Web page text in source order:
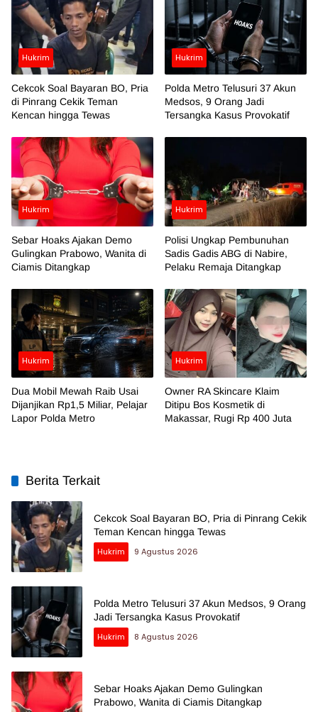
Hukrim
Cekcok Soal Bayaran BO, Pria
di Pinrang Cekik Teman
Kencan hingga Tewas
Hukrim
Polda Metro Telusuri 37 Akun
Medsos, 9 Orang Jadi
Tersangka Kasus Provokatif
Hukrim
Sebar Hoaks Ajakan Demo
Gulingkan Prabowo, Wanita di
Ciamis Ditangkap
Hukrim
Polisi Ungkap Pembunuhan
Sadis Gadis ABG di Nabire,
Pelaku Remaja Ditangkap
Hukrim
Dua Mobil Mewah Raib Usai
Dijanjikan Rp1,5 Miliar, Pelajar
Lapor Polda Metro
Hukrim
Owner RA Skincare Klaim
Ditipu Bos Kosmetik di
Makassar, Rugi Rp 400 Juta
Berita Terkait
Cekcok Soal Bayaran BO, Pria di Pinrang Cekik
Teman Kencan hingga Tewas
Hukrim
9 Agustus 2026
Polda Metro Telusuri 37 Akun Medsos, 9 Orang
Jadi Tersangka Kasus Provokatif
Hukrim
8 Agustus 2026
Sebar Hoaks Ajakan Demo Gulingkan
Prabowo, Wanita di Ciamis Ditangkap